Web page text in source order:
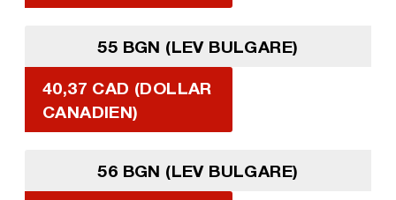
55 BGN (LEV BULGARE)
40,37 CAD (DOLLAR
CANADIEN)
56 BGN (LEV BULGARE)